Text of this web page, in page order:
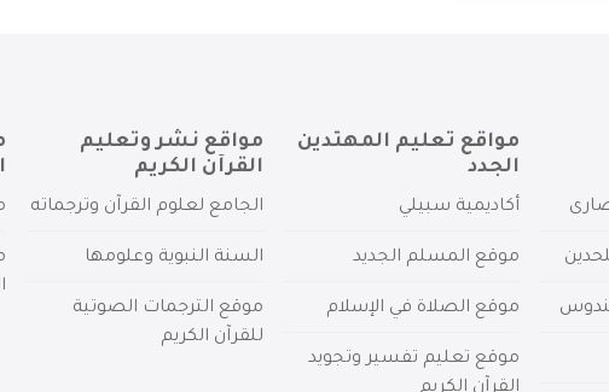
مواقع تعليم المهتدين
الجدد
أكاديمية سبيلي
موقع المسلم الجديد
موقع الصلاة في الإسلام
موقع تعليم تفسير وتجويد
مواقع نشر وتعليم
القرآن الكريم
الجامع لعلوم القرآن وترجماته
السنة النبوية وعلومها
موقع الترجمات الصوتية
للقرآن الكريم